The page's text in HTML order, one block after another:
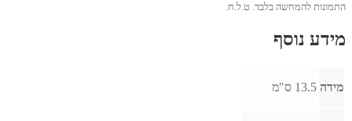
התמונות להמחשה בלבד. ט.ל.ח.
מידע נוסף
מידה 13.5 ס"מ